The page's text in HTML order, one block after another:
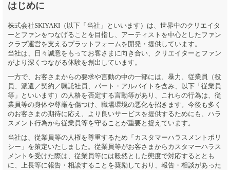
はじめに
株式会社SKIYAKI（以下「当社」といいます）は、世界中のクリエイタ
ーとファンをつなげることを目指し、アーティストを中心としたファン
クラブ運営を支えるプラットフォームを開発・提供しています。
当社は、日々誠意をもってお客さまに向き合い、クリエイターとファン
がより深くつながる体験を創出しています。
一方で、お客さまからの要求や言動の中の一部には、暴力、従業員（役
員、派遣／契約／嘱託社員、パート・アルバイトを含み、以下「従業員
等」といいます）の人格を否定する言動等があり、これらの行為は、従
業員等の身体や尊厳を傷つけ、職場環境の悪化を招きます。今後も多く
のお客さまの期待に応え、より良いサービスを提供するためにも、ハラ
スメント行為から従業員等を守ることが重要と捉えています。
当社は、従業員等の人権を尊重するため「カスタマーハラスメントポリ
シー」を策定いたしました。従業員等がお客さまからカスタマーハラス
メントを受けた際は、従業員等には毅然とした態度で対応するととも
に、上長等に報告・相談することを奨励しており、報告・相談があった